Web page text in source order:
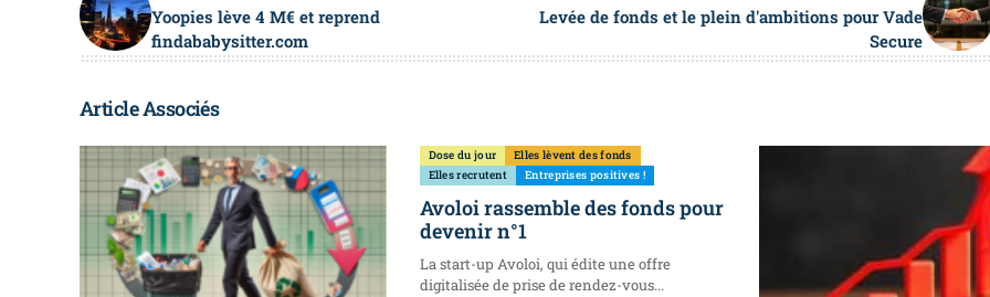
Yoopies lève 4 M€ et reprend
findababysitter.com
Levée de fonds et le plein d'ambitions pour Vade
Secure
Article Associés
Dose du jour
Elles lèvent des fonds
Elles recrutent
Entreprises positives !
Avoloi rassemble des fonds pour
devenir n°1
La start-up Avoloi, qui édite une offre
digitalisée de prise de rendez-vous...